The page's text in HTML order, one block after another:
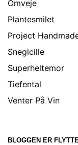
Omveje
Plantesmilet
Project
Sneglcille
Superheltemor
Tiefental
Venter På Vin
BLOGGEN ER